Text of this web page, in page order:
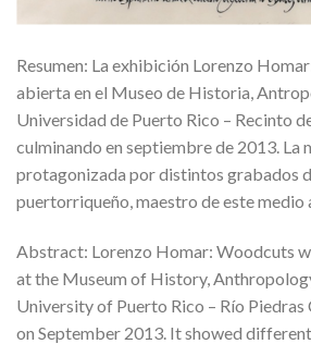
Resumen: La exhibición Lorenzo
abierta en el Museo de Historia,
Universidad de Puerto Rico – Recinto
culminando en septiembre de 2013. La
protagonizada por distintos grabados
puertorriqueño, maestro de este
Abstract: Lorenzo Homar: Woodcuts
at the Museum of History,
University of Puerto Rico – Río Piedras
on September 2013. It showed